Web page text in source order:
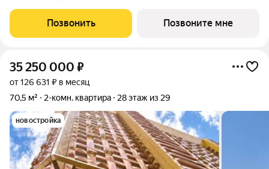
архитектурного изящества, созданное девелопером
Dominanta в сотрудничестве с известным
Позвонить Позвоните мне
35 250 000 ₽
от 126 631 ₽ в месяц
70,5 м²
2-комн. квартира 28 этаж из 29
новостройка